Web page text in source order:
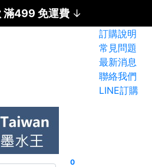
滿499 免運費 ↓
訂購說明
常見問題
最新消息
聯絡我們
LINE訂購
0